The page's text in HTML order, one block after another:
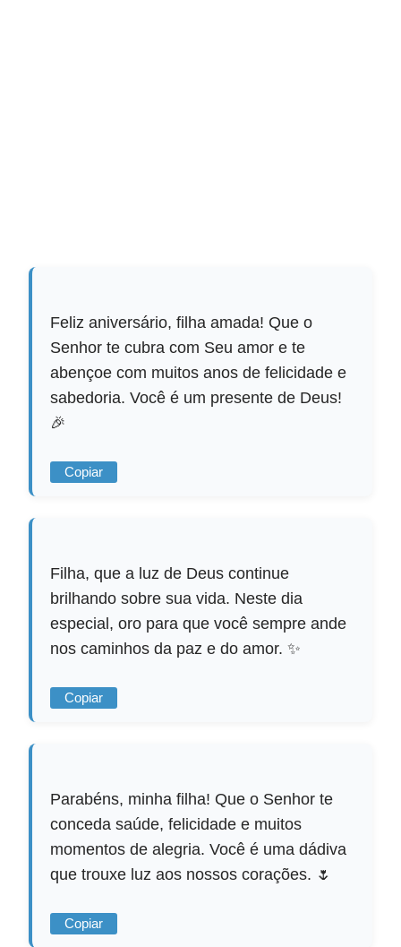
Feliz aniversário, filha amada! Que o
Senhor te cubra com Seu amor e te
abençoe com muitos anos de felicidade e
sabedoria. Você é um presente de Deus!
🎉
Copiar
Filha, que a luz de Deus continue
brilhando sobre sua vida. Neste dia
especial, oro para que você sempre ande
nos caminhos da paz e do amor. ✨
Copiar
Parabéns, minha filha! Que o Senhor te
conceda saúde, felicidade e muitos
momentos de alegria. Você é uma dádiva
que trouxe luz aos nossos corações. 🌷
Copiar